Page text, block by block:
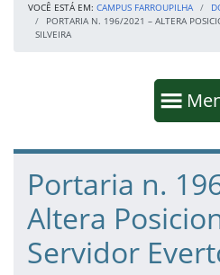
VOCÊ ESTÁ EM: CAMPUS FARROUPILHA
PORTARIA N. 196/2021 – ALTERA
SILVEIRA
Fim da navegação
Início do conteúdo
Portaria n.
Altera
Servidor